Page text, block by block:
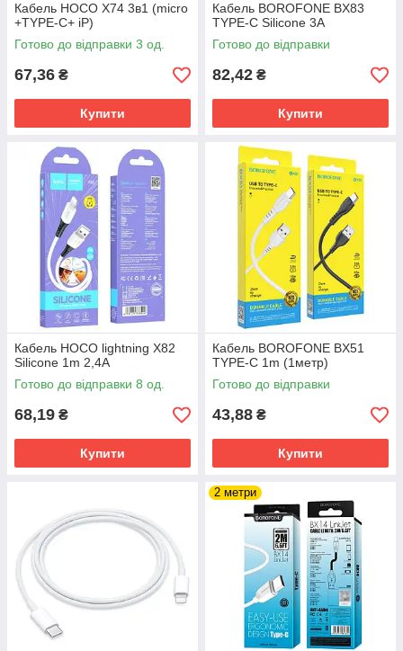
Кабель HOCO X74 3в1 (micro
+TYPE-C+ iP)
Готово до відправки 3 од.
67,36 ₴
Купити
Кабель BOROFONE BX83
TYPE-C Silicone 3A
Готово до відправки
82,42 ₴
Купити
Кабель HOCO lightning X82
Silicone 1m 2,4A
Готово до відправки 8 од.
68,19 ₴
Купити
Кабель BOROFONE BX51
TYPE-C 1m (1метр)
Готово до відправки
43,88 ₴
Купити
2 метри